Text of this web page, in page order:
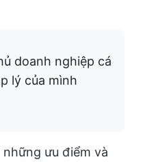
doanh nghiệp cá
lý của mình
ưu điểm và